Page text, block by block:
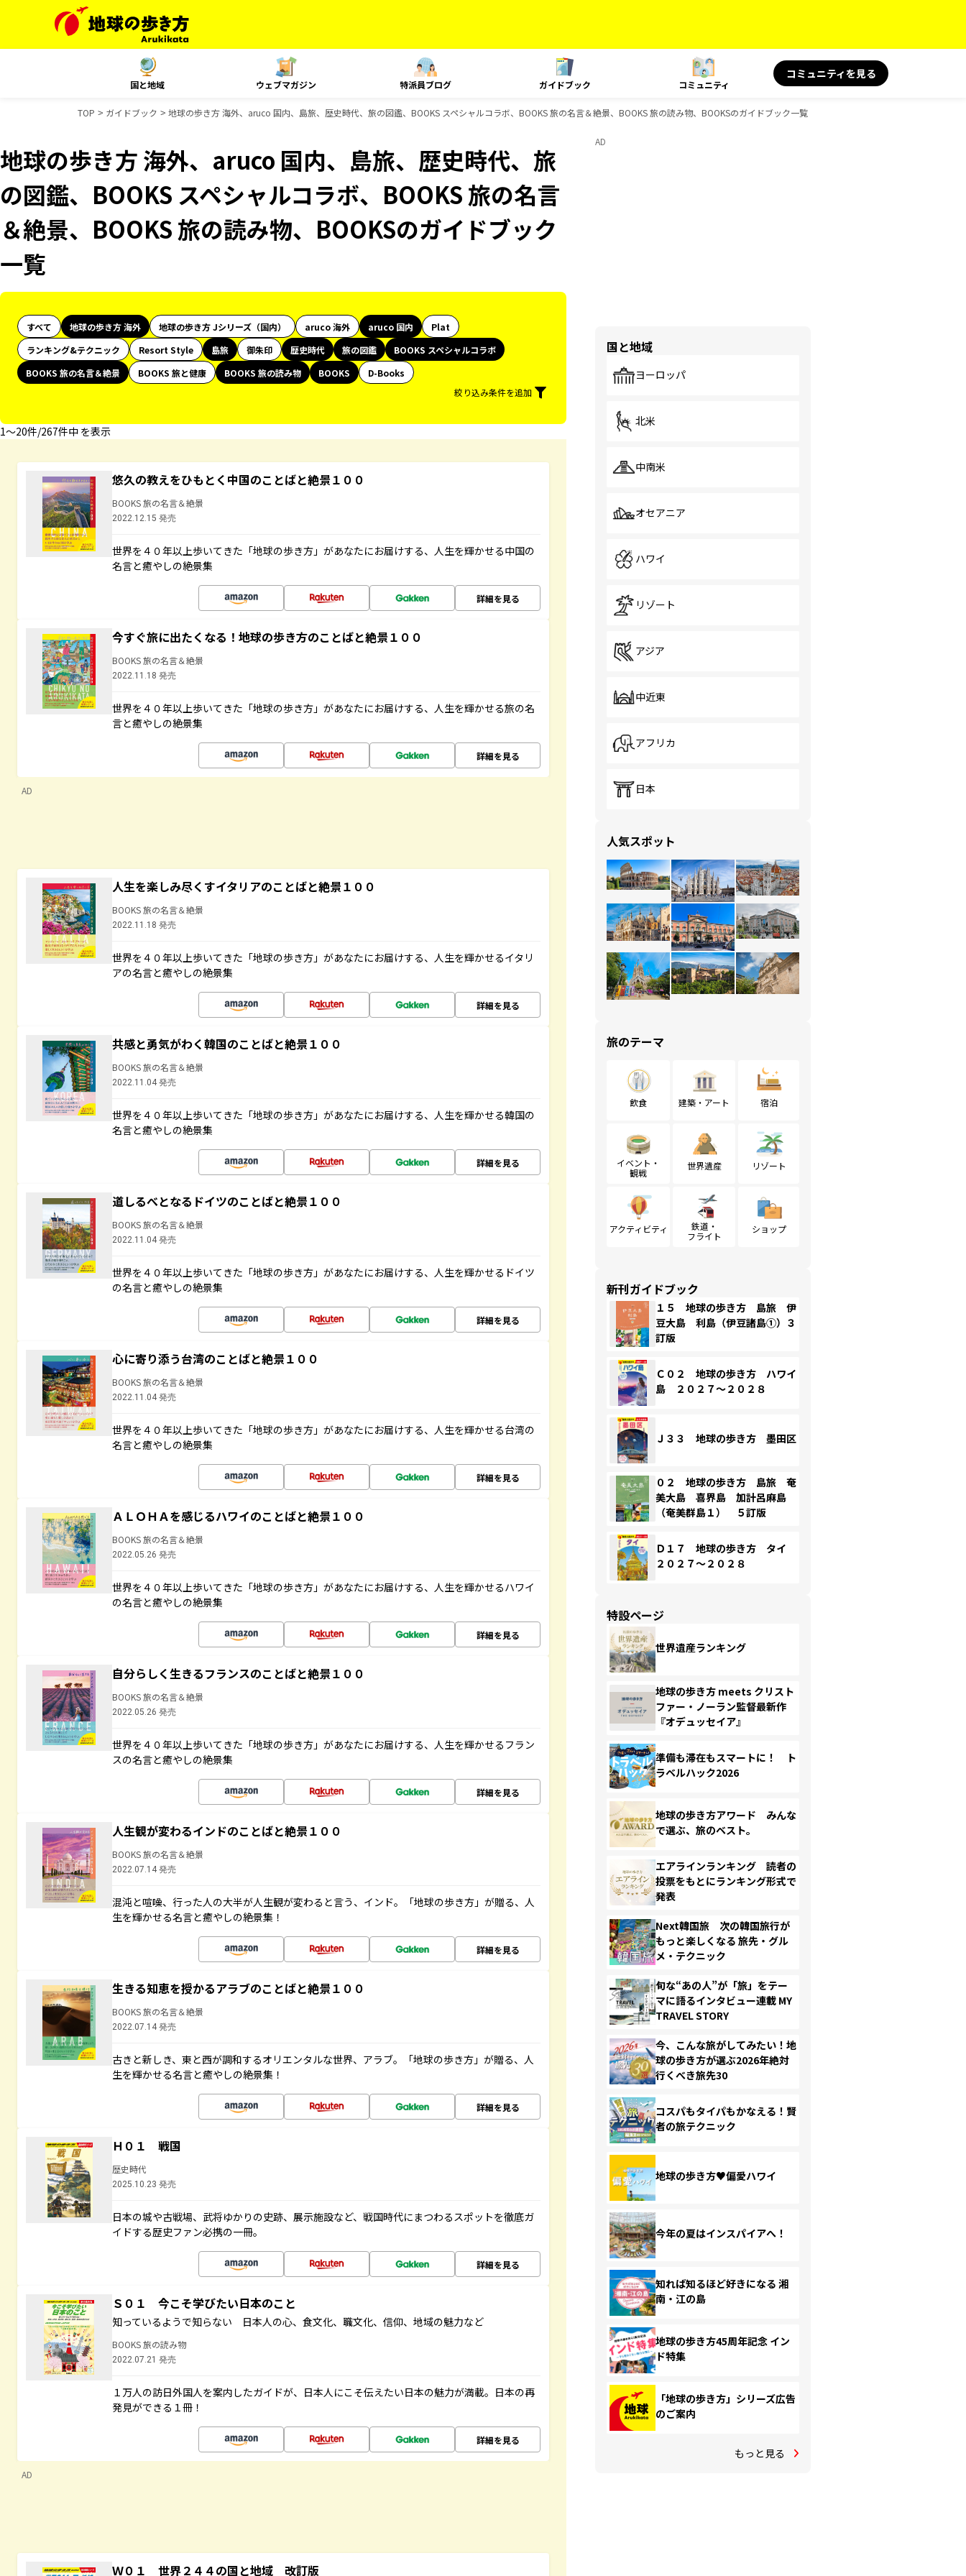
国と地域 ウェブマガジン 特派員ブログ ガイドブック コミュニティ
コミュニティを見る
TOP ガイドブック 地球の歩き方 海外、aruco 国内、島旅、歴史時代、旅の図鑑、BOOKS スペシャルコラボ、BOOKS 旅の名言＆絶景、BOOKS 旅の読み物、BOOKSのガイドブック一覧
地球の歩き方 海外、aruco 国内、島旅、歴史時代、旅
の図鑑、BOOKS スペシャルコラボ、BOOKS 旅の名言
＆絶景、BOOKS 旅の読み物、BOOKSのガイドブック
一覧
すべて 地球の歩き方 海外 地球の歩き方 Jシリーズ（国内） aruco 海外 aruco 国内
Plat
ランキング&テクニック
Resort Style 島旅 御朱印 歴史時代 旅の図鑑
BOOKS スペシャルコラボ
BOOKS 旅の名言＆絶景
BOOKS 旅と健康 BOOKS 旅の読み物 BOOKS
D-Books
絞り込み条件を追加
1〜20件/267件中 を表示
悠久の教えをひもとく中国のことばと絶景１００
BOOKS 旅の名言＆絶景
2022.12.15 発売
世界を４０年以上歩いてきた「地球の歩き方」があなたにお届けする、人生を輝かせる中国の
名言と癒やしの絶景集
詳細を見る
今すぐ旅に出たくなる！地球の歩き方のことばと絶景１００
BOOKS 旅の名言＆絶景
2022.11.18 発売
世界を４０年以上歩いてきた「地球の歩き方」があなたにお届けする、人生を輝かせる旅の名
言と癒やしの絶景集
詳細を見る
AD
人生を楽しみ尽くすイタリアのことばと絶景１００
BOOKS 旅の名言＆絶景
2022.11.18 発売
世界を４０年以上歩いてきた「地球の歩き方」があなたにお届けする、人生を輝かせるイタリ
アの名言と癒やしの絶景集
詳細を見る
共感と勇気がわく韓国のことばと絶景１００
BOOKS 旅の名言＆絶景
2022.11.04 発売
世界を４０年以上歩いてきた「地球の歩き方」があなたにお届けする、人生を輝かせる韓国の
名言と癒やしの絶景集
詳細を見る
道しるべとなるドイツのことばと絶景１００
BOOKS 旅の名言＆絶景
2022.11.04 発売
世界を４０年以上歩いてきた「地球の歩き方」があなたにお届けする、人生を輝かせるドイツ
の名言と癒やしの絶景集
詳細を見る
心に寄り添う台湾のことばと絶景１００
BOOKS 旅の名言＆絶景
2022.11.04 発売
世界を４０年以上歩いてきた「地球の歩き方」があなたにお届けする、人生を輝かせる台湾の
名言と癒やしの絶景集
詳細を見る
ＡＬＯＨＡを感じるハワイのことばと絶景１００
BOOKS 旅の名言＆絶景
2022.05.26 発売
世界を４０年以上歩いてきた「地球の歩き方」があなたにお届けする、人生を輝かせるハワイ
の名言と癒やしの絶景集
詳細を見る
自分らしく生きるフランスのことばと絶景１００
BOOKS 旅の名言＆絶景
2022.05.26 発売
世界を４０年以上歩いてきた「地球の歩き方」があなたにお届けする、人生を輝かせるフラン
スの名言と癒やしの絶景集
詳細を見る
人生観が変わるインドのことばと絶景１００
BOOKS 旅の名言＆絶景
2022.07.14 発売
混沌と喧噪、行った人の大半が人生観が変わると言う、インド。「地球の歩き方」が贈る、人
生を輝かせる名言と癒やしの絶景集！
詳細を見る
生きる知恵を授かるアラブのことばと絶景１００
BOOKS 旅の名言＆絶景
2022.07.14 発売
古きと新しき、東と西が調和するオリエンタルな世界、アラブ。「地球の歩き方」が贈る、人
生を輝かせる名言と癒やしの絶景集！
詳細を見る
Ｈ０１ 戦国
歴史時代
2025.10.23 発売
日本の城や古戦場、武将ゆかりの史跡、展示施設など、戦国時代にまつわるスポットを徹底ガ
イドする歴史ファン必携の一冊。
詳細を見る
Ｓ０１ 今こそ学びたい日本のこと
知っているようで知らない 日本人の心、食文化、職文化、信仰、地域の魅力など
BOOKS 旅の読み物
2022.07.21 発売
１万人の訪日外国人を案内したガイドが、日本人にこそ伝えたい日本の魅力が満載。日本の再
発見ができる１冊！
詳細を見る
AD
Ｗ０１ 世界２４４の国と地域 改訂版
AD
国と地域
ヨーロッパ
北米
中南米
オセアニア
ハワイ
リゾート
アジア
中近東
アフリカ
日本
人気スポット
旅のテーマ
飲食 建築・アート 宿泊
イベント・
観戦
世界遺産 リゾート
アクティビティ
鉄道・
フライト
ショップ
新刊ガイドブック
１５ 地球の歩き方 島旅 伊
豆大島 利島（伊豆諸島①）３
訂版
Ｃ０２ 地球の歩き方 ハワイ
島 ２０２７～２０２８
Ｊ３３ 地球の歩き方 墨田区
０２ 地球の歩き方 島旅 奄
美大島 喜界島 加計呂麻島
（奄美群島１） ５訂版
Ｄ１７ 地球の歩き方 タイ
２０２７～２０２８
特設ページ
世界遺産ランキング
地球の歩き方 meets クリスト
ファー・ノーラン監督最新作
『オデュッセイア』
準備も滞在もスマートに！ ト
ラベルハック2026
地球の歩き方アワード みんな
で選ぶ、旅のベスト。
エアラインランキング 読者の
投票をもとにランキング形式で
発表
Next韓国旅 次の韓国旅行が
もっと楽しくなる 旅先・グル
メ・テクニック
旬な“あの人”が「旅」をテー
マに語るインタビュー連載 MY
TRAVEL STORY
今、こんな旅がしてみたい！地
球の歩き方が選ぶ2026年絶対
行くべき旅先30
コスパもタイパもかなえる！賢
者の旅テクニック
地球の歩き方♥偏愛ハワイ
今年の夏はインスパイアへ！
知れば知るほど好きになる 湘
南・江の島
地球の歩き方45周年記念 イン
ド特集
「地球の歩き方」シリーズ広告
のご案内
もっと見る